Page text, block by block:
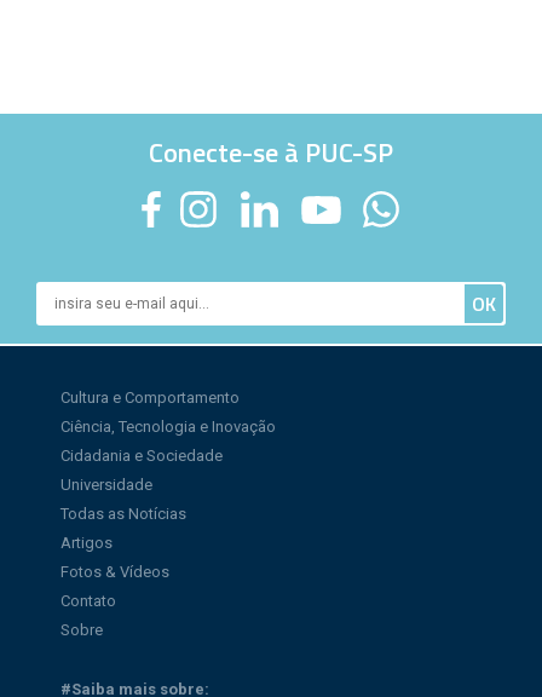
Conecte-se à PUC-SP
Cultura e Comportamento
Ciência, Tecnologia e Inovação
Cidadania e Sociedade
Universidade
Todas as Notícias
Artigos
Fotos & Vídeos
Contato
Sobre
#Saiba mais sobre: